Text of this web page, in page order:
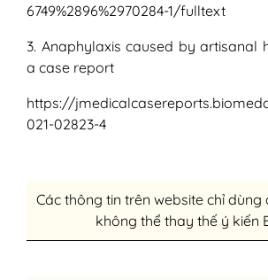
6749%2896%2970284-1/fulltext
3. Anaphylaxis caused by artisanal
a case report
https://
021-02823-4
Các thông tin trên website chỉ dùng
không thể thay thế ý kiến